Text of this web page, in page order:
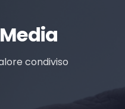
condiviso